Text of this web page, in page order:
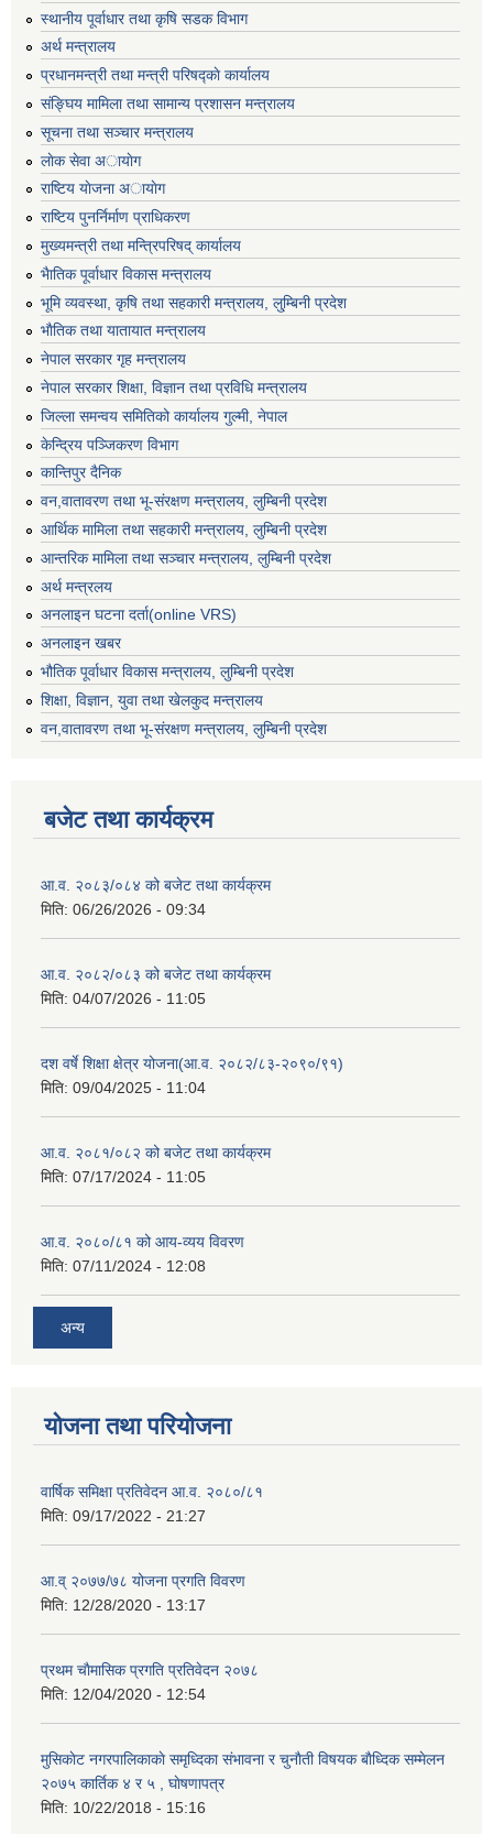
स्थानीय पूर्वाधार तथा कृषि सडक विभाग
अर्थ मन्त्रालय
प्रधानमन्त्री तथा मन्त्री परिषद्काे कार्यालय
संङ्घिय मामिला तथा सामान्य प्रशासन मन्त्रालय
सूचना तथा सञ्चार मन्त्रालय
लाेक सेवा अायाेग
राष्टिय याेजना अायाेग
राष्टिय पुनर्निर्माण प्राधिकरण
मुख्यमन्त्री तथा मन्त्रिपरिषद् कार्यालय
भैातिक पूर्वाधार विकास मन्त्रालय
भूमि व्यवस्था, कृषि तथा सहकारी मन्त्रालय, लु्म्बिनी प्रदेश
भाैतिक तथा यातायात मन्त्रालय
नेपाल सरकार गृह मन्त्रालय
नेपाल सरकार शिक्षा, विज्ञान तथा प्रविधि मन्त्रालय
जिल्ला समन्वय समितिको कार्यालय गुल्मी, नेपाल
केन्द्रिय पञ्जिकरण विभाग
कान्तिपुर दैनिक
वन,वातावरण तथा भू-संरक्षण मन्त्रालय, लुम्बिनी प्रदेश
आर्थिक मामिला तथा सहकारी मन्त्रालय, लुम्बिनी प्रदेश
आन्तरिक मामिला तथा सञ्चार मन्त्रालय, लुम्बिनी प्रदेश
अर्थ मन्त्रलय
अनलाइन घटना दर्ता(online VRS)
अनलाइन खबर
भौतिक पूर्वाधार विकास मन्त्रालय, लुम्बिनी प्रदेश
शिक्षा, विज्ञान, युवा तथा खेलकुद मन्‍‍त्रालय
वन,वातावरण तथा भू-संरक्षण मन्त्रालय, लुम्बिनी प्रदेश
बजेट तथा कार्यक्रम
आ.व. २०८३/०८४ को बजेट तथा कार्यक्रम
मिति: 06/26/2026 - 09:34
आ.व. २०८२/०८३ को बजेट तथा कार्यक्रम
मिति: 04/07/2026 - 11:05
दश वर्षे शिक्षा क्षेत्र योजना(आ.व. २०८२/८३-२०९०/९१)
मिति: 09/04/2025 - 11:04
आ.व. २०८१/०८२ को बजेट तथा कार्यक्रम
मिति: 07/17/2024 - 11:05
आ.व. २०८०/८१ को आय-व्यय विवरण
मिति: 07/11/2024 - 12:08
अन्य
योजना तथा परियोजना
वार्षिक समिक्षा प्रतिवेदन आ.व. २०८०/८१
मिति: 09/17/2022 - 21:27
आ.व् २०७७/७८ योजना प्रगति विवरण
मिति: 12/28/2020 - 13:17
प्रथम चाैमासिक प्रगति प्रतिवेदन २०७८
मिति: 12/04/2020 - 12:54
मुसिकाेट नगरपालिकाकाे समृध्दिका संभावना र चुनाैती विषयक बाैध्दिक सम्मेलन
२०७५ कार्तिक ४ र ५ , घाेषणापत्र
मिति: 10/22/2018 - 15:16